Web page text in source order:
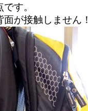
す。
が接触しません！